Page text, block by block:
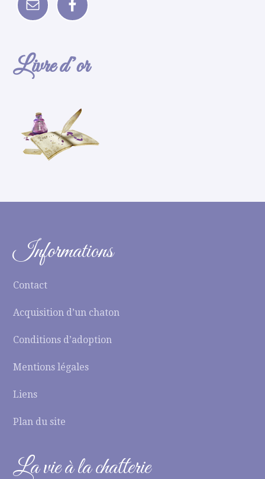
Livre d’or
Informations
Contact
Acquisition d’un chaton
Conditions d’adoption
Mentions légales
Liens
Plan du site
La vie à la chatterie